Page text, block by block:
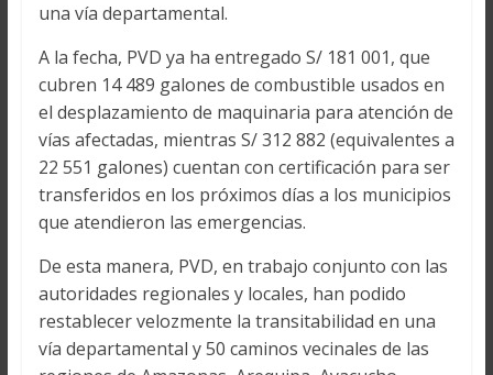
una vía departamental.
A la fecha, PVD ya ha entregado S/ 181 001, que
cubren 14 489 galones de combustible usados en
el desplazamiento de maquinaria para atención de
vías afectadas, mientras S/ 312 882 (equivalentes a
22 551 galones) cuentan con certificación para ser
transferidos en los próximos días a los municipios
que atendieron las emergencias.
De esta manera, PVD, en trabajo conjunto con las
autoridades regionales y locales, han podido
restablecer velozmente la transitabilidad en una
vía departamental y 50 caminos vecinales de las